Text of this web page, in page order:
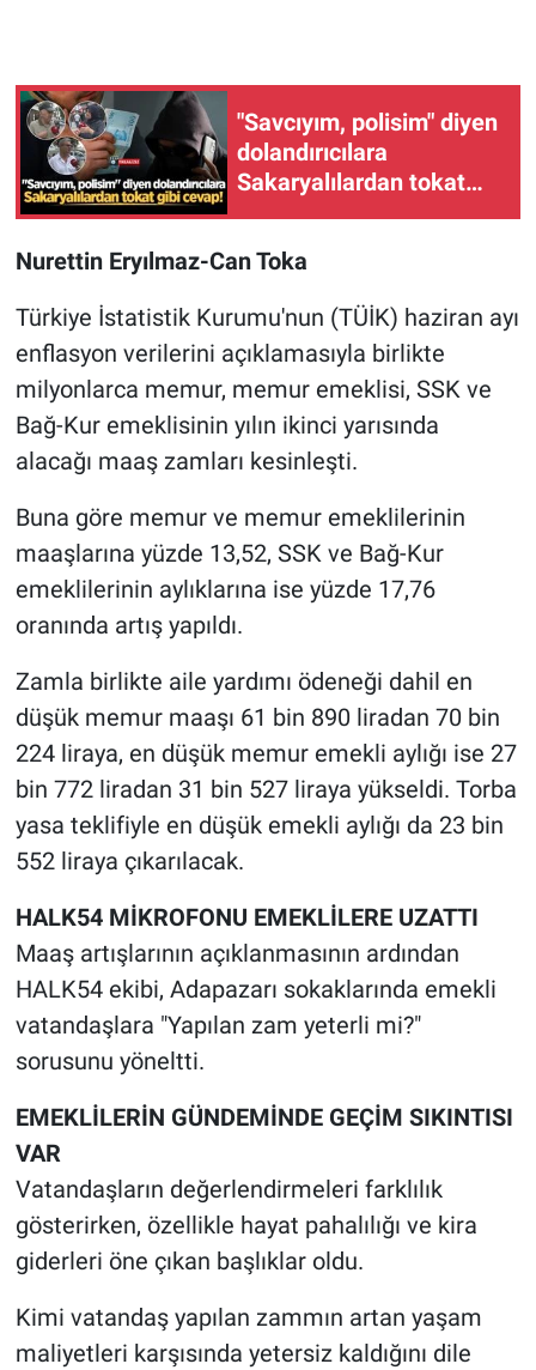
"Savcıyım, polisim" diyen
dolandırıcılara
Sakaryalılardan tokat
gibi cevap!
Nurettin Eryılmaz-Can Toka
Türkiye İstatistik Kurumu'nun (TÜİK) haziran ayı
enflasyon verilerini açıklamasıyla birlikte
milyonlarca memur, memur emeklisi, SSK ve
Bağ-Kur emeklisinin yılın ikinci yarısında
alacağı maaş zamları kesinleşti.
Buna göre memur ve memur emeklilerinin
maaşlarına yüzde 13,52, SSK ve Bağ-Kur
emeklilerinin aylıklarına ise yüzde 17,76
oranında artış yapıldı.
Zamla birlikte aile yardımı ödeneği dahil en
düşük memur maaşı 61 bin 890 liradan 70 bin
224 liraya, en düşük memur emekli aylığı ise 27
bin 772 liradan 31 bin 527 liraya yükseldi. Torba
yasa teklifiyle en düşük emekli aylığı da 23 bin
552 liraya çıkarılacak.
HALK54 MİKROFONU EMEKLİLERE UZATTI
Maaş artışlarının açıklanmasının ardından
HALK54 ekibi, Adapazarı sokaklarında emekli
vatandaşlara "Yapılan zam yeterli mi?"
sorusunu yöneltti.
EMEKLİLERİN GÜNDEMİNDE GEÇİM SIKINTISI
VAR
Vatandaşların değerlendirmeleri farklılık
gösterirken, özellikle hayat pahalılığı ve kira
giderleri öne çıkan başlıklar oldu.
Kimi vatandaş yapılan zammın artan yaşam
maliyetleri karşısında yetersiz kaldığını dile